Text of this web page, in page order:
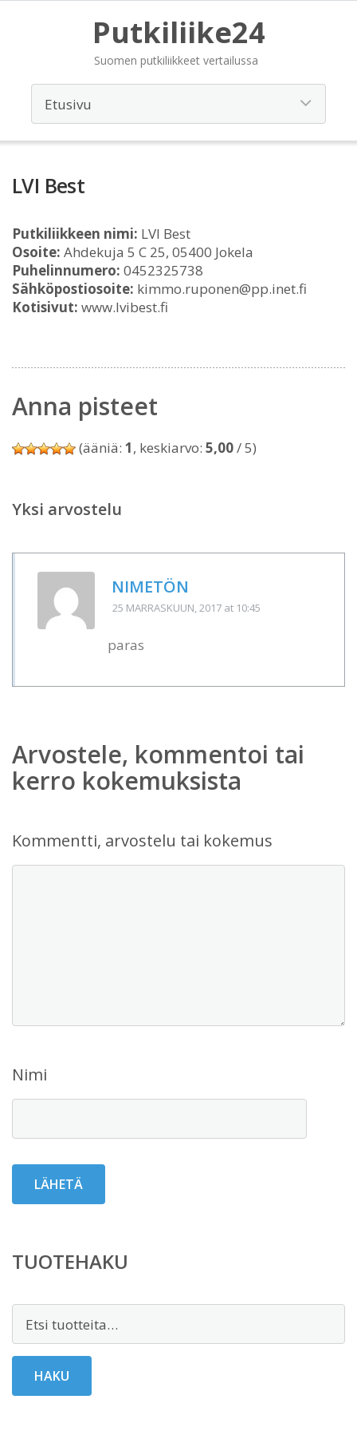
Putkiliike24
Suomen putkiliikkeet vertailussa
LVI Best
Putkiliikkeen nimi: LVI Best
Osoite: Ahdekuja 5 C 25, 05400 Jokela
Puhelinnumero: 0452325738
Sähköpostiosoite: kimmo.ruponen@pp.inet.fi
Kotisivut: www.lvibest.fi
Anna pisteet
(ääniä: 1, keskiarvo: 5,00/ 5)
Yksi arvostelu
NIMETÖN
25 MARRASKUUN, 2017 at 10:45
paras
Arvostele, kommentoi tai
kerro kokemuksista
Kommentti, arvostelu tai kokemus
Nimi
TUOTEHAKU
HAKU